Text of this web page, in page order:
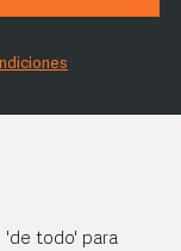
'de todo' para